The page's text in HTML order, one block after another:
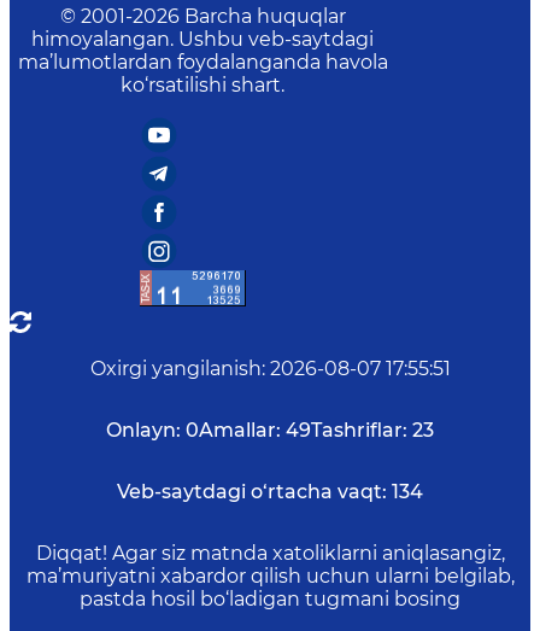
© 2001-2026 Barcha huquqlar
himoyalangan. Ushbu veb-saytdagi
ma’lumotlardan foydalanganda havola
ko‘rsatilishi shart.
Oxirgi yangilanish: 2026-08-07 17:55:51
Onlayn: 0Amallar: 49Tashriflar: 23
Veb-saytdagi o‘rtacha vaqt: 134
Diqqat! Agar siz matnda xatoliklarni aniqlasangiz,
ma’muriyatni xabardor qilish uchun ularni belgilab,
pastda hosil bo‘ladigan tugmani bosing